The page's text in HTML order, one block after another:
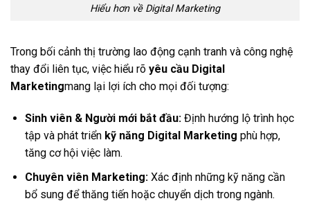
Hiểu hơn về Digital Marketing
Trong bối cảnh thị trường lao động cạnh tranh và công nghệ
thay đổi liên tục, việc hiểu rõ yêu cầu Digital
Marketingmang lại lợi ích cho mọi đối tượng:
Sinh viên & Người mới bắt đầu:Định hướng lộ trình học
tập và phát triển kỹ năng Digital Marketing phù hợp,
tăng cơ hội việc làm.
Chuyên viên Marketing:Xác định những kỹ năng cần
bổ sung để thăng tiến hoặc chuyển dịch trong ngành.